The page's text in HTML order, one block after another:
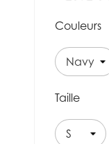
Couleurs
Taille